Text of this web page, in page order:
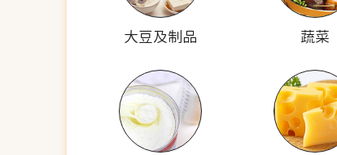
大豆及制品 蔬菜